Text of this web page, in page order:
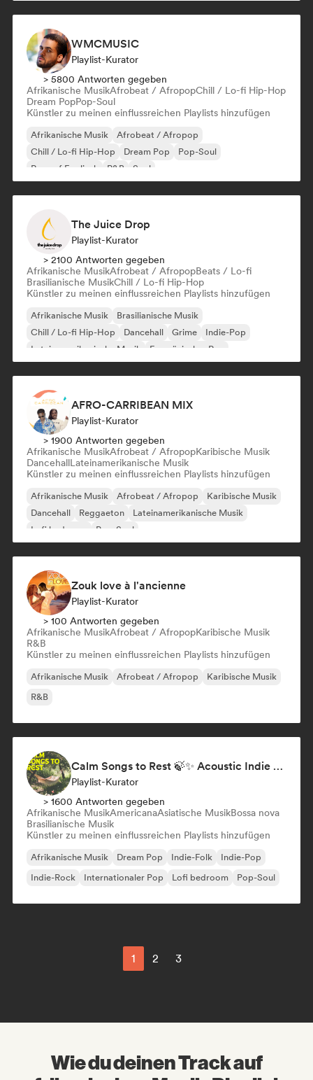
WMCMUSIC
Playlist-Kurator
> 5800 Antworten gegeben
Afrikanische MusikAfrobeat / AfropopChill / Lo-fi Hip-Hop
Dream PopPop-Soul
Künstler zu meinen einflussreichen Playlists hinzufügen
Afrikanische Musik
Afrobeat / Afropop
Chill / Lo-fi Hip-Hop
Dream Pop
Pop-Soul
Rap auf Englisch
R&B Soul
The Juice Drop
Playlist-Kurator
> 2100 Antworten gegeben
Afrikanische MusikAfrobeat / AfropopBeats / Lo-fi
Brasilianische MusikChill / Lo-fi Hip-Hop
Künstler zu meinen einflussreichen Playlists hinzufügen
Afrikanische Musik
Brasilianische Musik
Chill / Lo-fi Hip-Hop
Dancehall Grime
Indie-Pop
Lateinamerikanische Musik
Französischer Rap
AFRO-CARRIBEAN MIX
Playlist-Kurator
> 1900 Antworten gegeben
Afrikanische MusikAfrobeat / AfropopKaribische Musik
DancehallLateinamerikanische Musik
Künstler zu meinen einflussreichen Playlists hinzufügen
Afrikanische Musik Afrobeat / Afropop
Karibische Musik
Dancehall
Reggaeton
Lateinamerikanische Musik
Lofi bedroom
Pop-Soul
Zouk love à l'ancienne
Playlist-Kurator
> 100 Antworten gegeben
Afrikanische MusikAfrobeat / AfropopKaribische Musik
R&B
Künstler zu meinen einflussreichen Playlists hinzufügen
Afrikanische Musik Afrobeat / Afropop
Karibische Musik
R&B
Calm Songs to Rest 🍃✨ Acoustic Indie Folk & Singer-Songwriter
Playlist-Kurator
> 1600 Antworten gegeben
Afrikanische MusikAmericanaAsiatische MusikBossa nova
Brasilianische Musik
Künstler zu meinen einflussreichen Playlists hinzufügen
Afrikanische Musik Dream Pop Indie-Folk
Indie-Pop
Indie-Rock
Internationaler Pop Lofi bedroom Pop-Soul
1 2 3
Wie du deinen Track auf